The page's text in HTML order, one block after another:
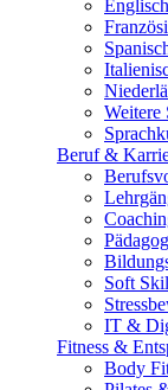
Weitere
Beruf &
Soft
IT &
Fitness &
Body